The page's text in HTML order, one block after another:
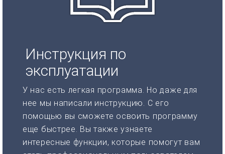
Инструкция по
эксплуатации
У нас есть легкая программа. Но даже для
нее мы написали инструкцию. С его
помощью вы сможете освоить программу
еще быстрее. Вы также узнаете
интересные функции, которые помогут вам